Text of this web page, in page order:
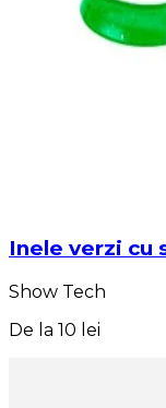
Inele verzi cu
Show Tech
De la 10 lei